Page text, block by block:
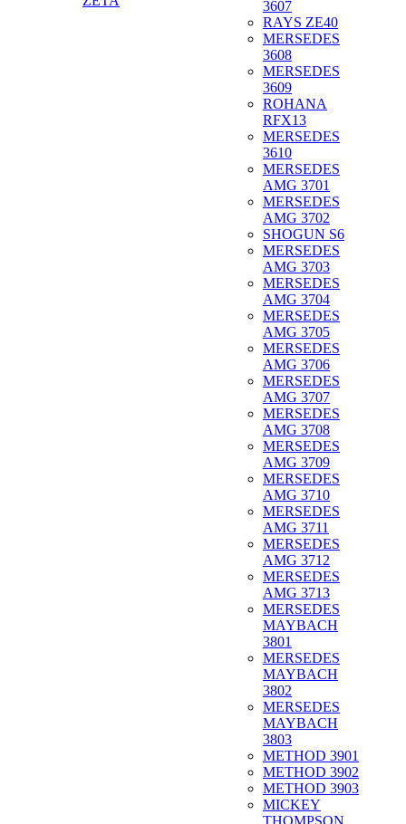
3607
RAYS ZE40
MERSEDES
3608
MERSEDES
3609
ROHANA
RFX13
MERSEDES
3610
MERSEDES
AMG 3701
MERSEDES
AMG 3702
SHOGUN S6
MERSEDES
AMG 3703
MERSEDES
AMG 3704
MERSEDES
AMG 3705
MERSEDES
AMG 3706
MERSEDES
AMG 3707
MERSEDES
AMG 3708
MERSEDES
AMG 3709
MERSEDES
AMG 3710
MERSEDES
AMG 3711
MERSEDES
AMG 3712
MERSEDES
AMG 3713
MERSEDES
MAYBACH
3801
MERSEDES
MAYBACH
3802
MERSEDES
MAYBACH
3803
METHOD 3901
METHOD 3902
METHOD 3903
MICKEY
THOMPSON